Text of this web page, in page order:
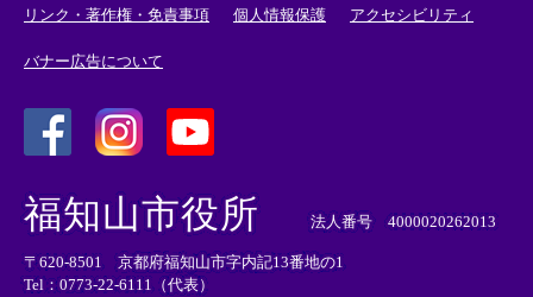
リンク・著作権・免責事項 個人情報保護 アクセシビリティ
バナー広告について
外
部
リ
ン
ク
外
リ
ン
ク
外
部
ン
ク
福知山市役所 法人番号 4000020262013
〒620-8501 京都府福知山市字内記13番地の1
Tel：0773-22-6111（代表）